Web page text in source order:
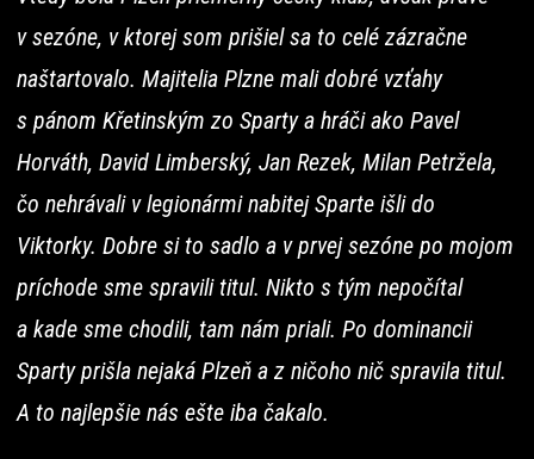
v sezóne, v ktorej som prišiel sa to celé zázračne
naštartovalo. Majitelia Plzne mali dobré vzťahy
s pánom Křetinským zo Sparty a hráči ako Pavel
Horváth, David Limberský, Jan Rezek, Milan Petržela,
čo nehrávali v legionármi nabitej Sparte išli do
Viktorky. Dobre si to sadlo a v prvej sezóne po mojom
príchode sme spravili titul. Nikto s tým nepočítal
a kade sme chodili, tam nám priali. Po dominancii
Sparty prišla nejaká Plzeň a z ničoho nič spravila titul.
A to najlepšie nás ešte iba čakalo.